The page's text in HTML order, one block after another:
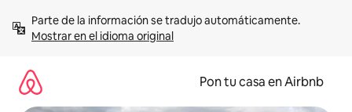
contenidoMostrar en el idioma original
Pon tu casa en Airbnb